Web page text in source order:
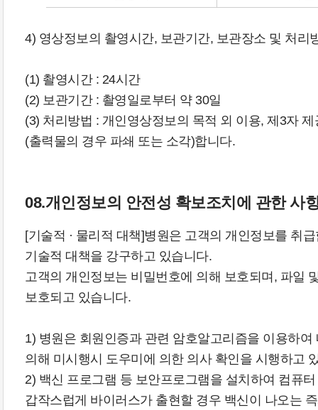
4) 영상정보의 촬영시간, 보관기간, 보관장소 및 처리
(1) 촬영시간 : 24시간
(2) 보관기간 : 촬영일로부터 약 30일
(3) 처리방법 : 개인영상정보의 목적 외 이용, 제3자
(출력물의 경우 파쇄 또는 소각)합니다.
08.개인정보의 안전성 확보조치에 관한 사
[기술적 · 물리적 대책]병원은 고객의 개인정보를 취
기술적 대책을 강구하고 있습니다.
고객의 개인정보는 비밀번호에 의해 보호되며, 파일
보호되고 있습니다.
1) 병원은 회원인증과 관련 암호알고리즘을 이용하
의해 미시행시 도우미에 의한 의사 확인을 시행하고
2) 백신 프로그램 등 보안프로그램을 설치하여 컴퓨
갑작스럽게 바이러스가 출현할 경우 백신이 나오는